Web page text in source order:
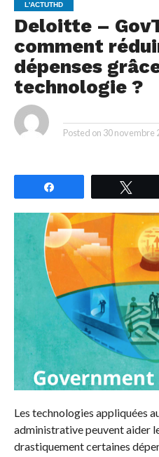
L'ACTUTHD
Deloitte –
comment
dépenses
technologie ?
Posted on 30 novembre
Les technologies appliquées
administrative peuvent aider
drastiquement certaines